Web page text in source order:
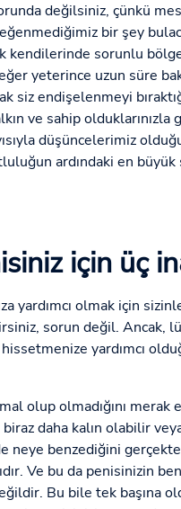
değilsiniz, çünkü
bir şey
sorunlu
yeterince uzun süre
siz endişelenmeyi
ve sahip olduklarınızla
düşüncelerimiz
ardındaki en
için üç
yardımcı olmak için
sorun değil. Ancak,
yardımcı
olup olmadığını merak
daha kalın olabilir
benzediğini
Ve bu da penisinizin
Bu bile tek başına